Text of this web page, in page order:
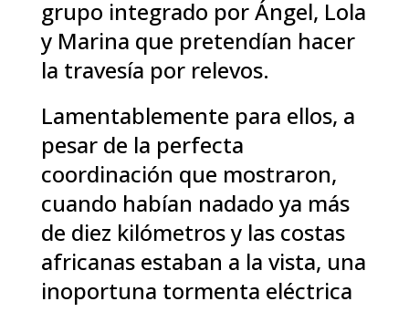
grupo integrado por Ángel, Lola
y Marina que pretendían hacer
la travesía por relevos.
Lamentablemente para ellos, a
pesar de la perfecta
coordinación que mostraron,
cuando habían nadado ya más
de diez kilómetros y las costas
africanas estaban a la vista, una
inoportuna tormenta eléctrica